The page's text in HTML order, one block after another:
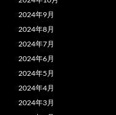
2024年9月
2024年8月
2024年7月
2024年6月
2024年5月
2024年4月
2024年3月